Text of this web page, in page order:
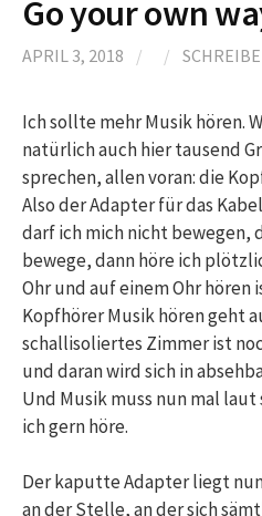
Go your own
APRIL 3, 2018 / /
Ich sollte mehr Musik hören.
natürlich auch hier tausend
sprechen, allen voran: die
Also der Adapter für das
darf ich mich nicht bewegen,
bewege, dann höre ich
Ohr und auf einem Ohr hören
Kopfhörer Musik hören geht
schallisoliertes Zimmer ist
und daran wird sich in
Und Musik muss nun mal
ich gern höre.
Der kaputte Adapter liegt
an der Stelle, an der sich